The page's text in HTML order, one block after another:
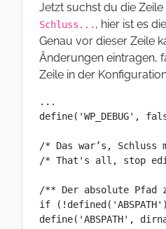
Jetzt suchst du die Zeile
Schluss... , hier ist es
Genau vor dieser Zeile
Änderungen eintragen,
Zeile in der
...
define('WP_DEBUG',
/* Das war’s, Schluss
/* That's all, stop
/** Der absolute Pfad
if
define('ABSPATH',